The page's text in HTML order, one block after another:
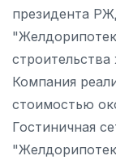
президента
Компания
стоимостью
Гостиничная